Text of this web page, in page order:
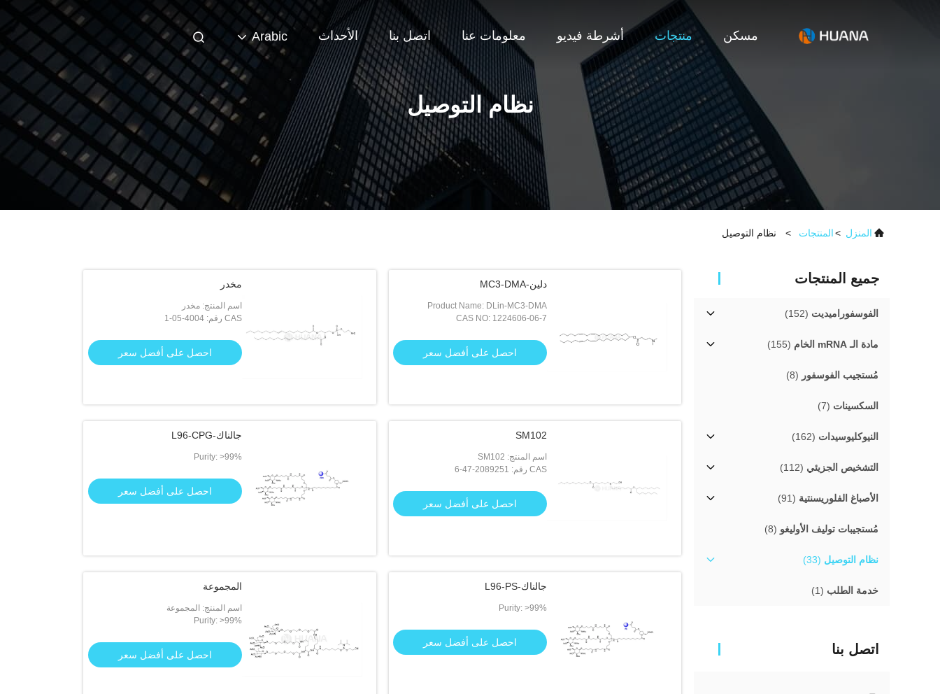
مسكن منتجات أشرطة فيديو معلومات عنا اتصل بنا الأحداث Arabic
نظام التوصيل
المنزل >المنتجات > نظام التوصيل
جميع المنتجات
الفوسفوراميديت (152)
مادة الـ mRNA الخام (155)
مُستجيب الفوسفور (8)
السكسينات (7)
النيوكليوسيدات (162)
التشخيص الجزيئي (112)
الأصباغ الفلوريسنتية (91)
مُستجيبات توليف الأوليغو (8)
نظام التوصيل (33)
خدمة الطلب (1)
اتصل بنا
دلين-MC3-DMA
Product Name: DLin-MC3-DMA
CAS NO: 1224606-06-7
احصل على أفضل سعر
مخدر
اسم المنتج: مخدر
CAS رقم: 4004-05-1
احصل على أفضل سعر
SM102
اسم المنتج: SM102
CAS رقم: 2089251-47-6
احصل على أفضل سعر
جالناك-L96-CPG
Purity: >99%
احصل على أفضل سعر
جالناك-L96-PS
Purity: >99%
احصل على أفضل سعر
المجموعة
اسم المنتج: المجموعة
Purity: >99%
احصل على أفضل سعر